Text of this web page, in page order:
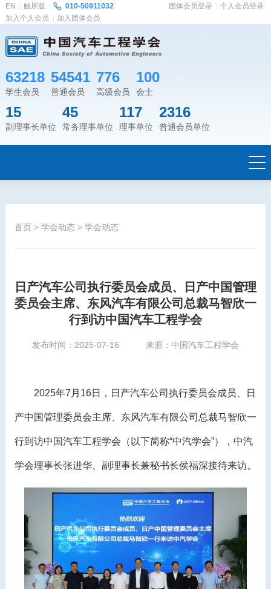
EN 触屏版 010-50911032 团体会员登录
个人会员登录
加入个人会员
加入团体会员
63218
学生会员
54541
普通会员
776
高级会员
100
会士
15
副理事长单位
45
常务理事单位
117
理事单位
2316
普通会员单位
首页> 学会动态> 学会动态
日产汽车公司执行委员会成员、日产中国管理
委员会主席、东风汽车有限公司总裁马智欣一
行到访中国汽车工程学会
发布时间：2025-07-16 来源：中国汽车工程学会
2025年7月16日，日产汽车公司执行委员会成员、日
产中国管理委员会主席、东风汽车有限公司总裁马智欣一
行到访中国汽车工程学会（以下简称“中汽学会”），中汽
学会理事长张进华、副理事长兼秘书长侯福深接待来访。